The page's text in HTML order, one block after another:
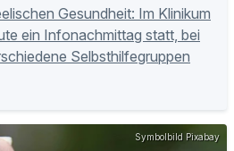
Gesundheit: Im Klinikum
ein Infonachmittag statt, bei
Selbsthilfegruppen
Symbolbild Pixabay